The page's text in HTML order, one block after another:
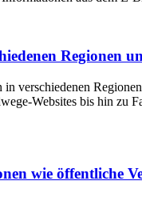
Regionen
verschiedenen
Websites bis hin zu
wie öffentliche